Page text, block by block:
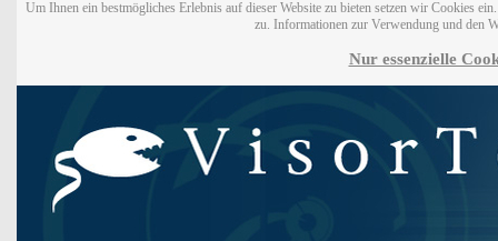
Um Ihnen ein bestmögliches Erlebnis auf dieser Website zu bieten setzen wir Cookies
zu. Informationen zur Verwendung und den
Nur essenzielle